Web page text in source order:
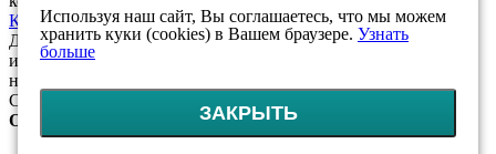
Карта сайта
Данный интернет-сайт носит исключительно
информационный характер и ни при каких условиях
не является публичной офертой, определяемой положениями
Статьи 437 (2) ГК РФ
Оцените!
Используя наш сайт, Вы соглашаетесь, что мы можем
хранить куки (cookies) в Вашем браузере. Узнать
больше
ЗАКРЫТЬ